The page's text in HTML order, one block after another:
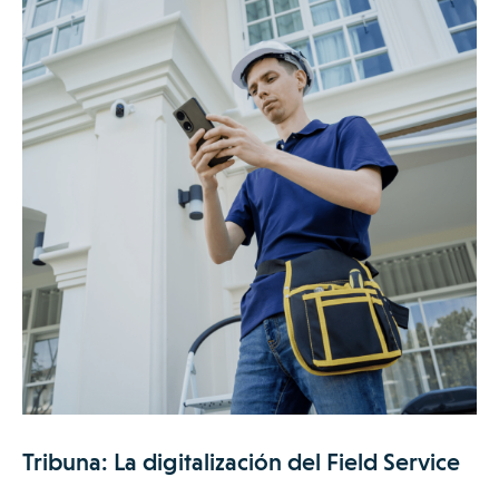
Tribuna: La digitalización del Field Service